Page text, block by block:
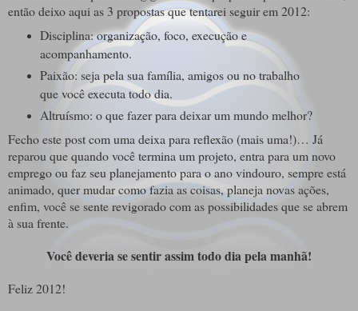
então deixo aqui as 3 propostas que tentarei seguir em 2012:
Disciplina: organização, foco, execução e
acompanhamento.
Paixão: seja pela sua família, amigos ou no trabalho
que você executa todo dia.
Altruísmo: o que fazer para deixar um mundo melhor?
Fecho este post com uma deixa para reflexão (mais uma!)… Já
reparou que quando você termina um projeto, entra para um novo
emprego ou faz seu planejamento para o ano vindouro, sempre está
animado, quer mudar como fazia as coisas, planeja novas ações,
enfim, você se sente revigorado com as possibilidades que se abrem
à sua frente.
Você deveria se sentir assim todo dia pela manhã!
Feliz 2012!